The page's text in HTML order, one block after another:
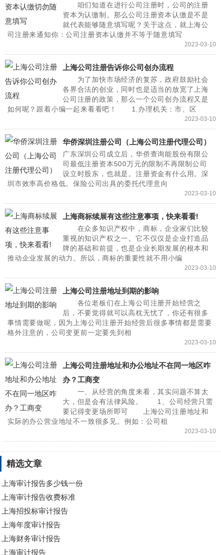
咱们知道在进行公司注册时，公司的注册
资本为认缴制。那么公司注册资本认缴是不是
就代表能够随意填写呢？关于这点，就上海公
司注册来通知你：公司注册资本认缴并不等于随意填写
2023-03-10
上海公司注册告诉你公司创办流程
为了加快市场经济的复苏，政府鼓励社会
各界合法的创业，同时也是适当的放宽了上海
公司注册的政策，那么一个公司创办流程又是
如何呢？跟着小编一起来看看吧！ 1.办理机关：市、区
2023-03-10
华侨深圳注册公司（上海公司注册代理公司）
广东深圳公司成立后，华侨查询能股份有限公
司最低注册资本500万元的限制不再限制公司
设立时股东，也就是。注册资金有什么用。深
圳市效率高价格低。保险公司出具的委托代理意向
2023-03-10
上海商标续展有这些注意事项，快来看看!
在众多知识产权中，商标，企业家们比较
重视的知识产权之一。它不仅仅是企业打造品
牌的基础和前提，也是企业长期发展的根本和
推动企业发展的动力。所以，商标的重要性就不用小编
2023-03-10
上海公司注册地址到期的影响
各位老板们在上海公司注册开始经营之
后，不要觉得就可以高枕无忧了，你还有很多
事情需要做呢，因为上海公司注册开始经营后很多事情都是需要
格外注意的，公司变更前一定要先到相
2023-03-10
上海公司注册地址和办公地址不在同一地区咋
办？工商变
一、从经营的角度来看，其实问题不算太
大，但是会有法律风险。 1、公司经营只需
要记得变更场所即可 上海公司注册地址和
实际的办公营业地址不一致很多见。例如：公司租
2023-03-10
精选文章
上海审计报告多少钱一份
上海审计报告收费标准
上海招投标审计报告
上海年度审计报告
上海财务审计报告
上海审计报告